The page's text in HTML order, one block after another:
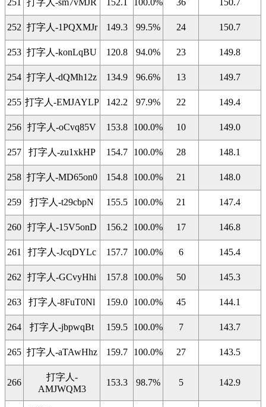
251 打字人-sm7vMJR 152.1 100.0% 36 150.7
252 打字人-1PQXMJr 149.3 99.5% 24 150.7
253 打字人-konLqBU 120.8 94.0% 23 149.8
254 打字人-dQMh12z 134.9 96.6% 13 149.7
255 打字人-EMJAYLP 142.2 97.9% 22 149.4
256 打字人-oCvq85V 153.8 100.0% 10 149.0
257 打字人-zu1xkHP 154.7 100.0% 28 148.1
258 打字人-MD65on0 154.8 100.0% 21 148.0
259 打字人-t29cbpN 155.5 100.0% 21 147.4
260 打字人-15V5onD 156.2 100.0% 17 146.8
261 打字人-JcqDYLc 157.7 100.0% 6 145.4
262 打字人-GCvyHhi 157.8 100.0% 50 145.3
263 打字人-8FuT0Nl 159.0 100.0% 45 144.1
264 打字人-jbpwqBt 159.5 100.0% 7 143.7
265 打字人-aTAwHhz 159.7 100.0% 27 143.5
266
打字人-
AMJWQM3
153.3 98.7% 5 142.9